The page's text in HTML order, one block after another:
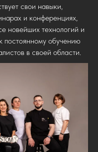
свои навыки,
и конференциях,
новейших технологий и
постоянному обучению
в своей области.